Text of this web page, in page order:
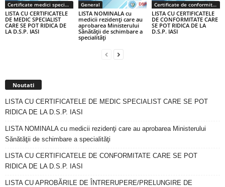
Certificate medici specialiști / primari
LISTA CU CERTIFICATELE
DE MEDIC SPECIALIST
CARE SE POT RIDICA DE
LA D.S.P. IASI
General
LISTA NOMINALA cu
medicii rezidenţi care au
aprobarea Ministerului
Sănătăţii de schimbare a
specialităţi
Certificate de conformitate
LISTA CU CERTIFICATELE
DE CONFORMITATE CARE
SE POT RIDICA DE LA
D.S.P. IASI
Noutati
LISTA CU CERTIFICATELE DE MEDIC SPECIALIST CARE SE POT
RIDICA DE LA D.S.P. IASI
LISTA NOMINALA cu medicii rezidenţi care au aprobarea Ministerului
Sănătăţii de schimbare a specialităţi
LISTA CU CERTIFICATELE DE CONFORMITATE CARE SE POT
RIDICA DE LA D.S.P. IASI
LISTA CU APROBĂRILE DE ÎNTRERUPERE/PRELUNGIRE DE